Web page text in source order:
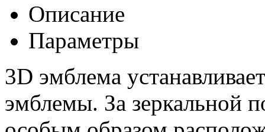
Описание
Параметры
3D эмблема
эмблемы. За зеркальной